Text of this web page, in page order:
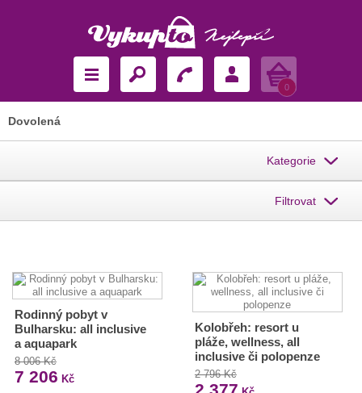
Košík
0
Dovolená
Kategorie
Filtrovat
Rodinný pobyt v
Bulharsku: all inclusive
a aquapark
8 006 Kč
7 206 Kč
Kolobřeh: resort u
pláže, wellness, all
inclusive či polopenze
2 796 Kč